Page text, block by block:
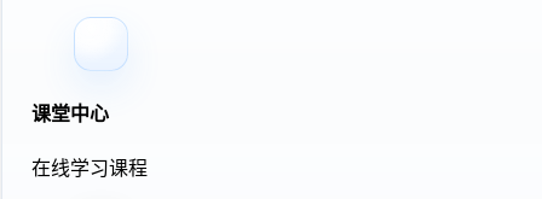
课堂中心
在线学习课程